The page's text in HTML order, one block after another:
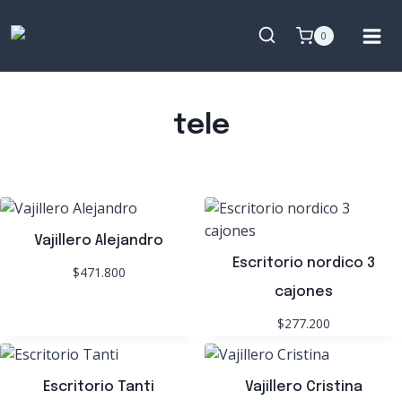
0
tele
Vajillero Alejandro
$471.800
Escritorio nordico 3
cajones
$277.200
Escritorio Tanti Vajillero Cristina